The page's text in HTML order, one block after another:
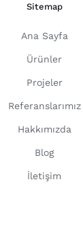
Sitemap
Ana Sayfa
Ürünler
Projeler
Referanslarımız
Hakkımızda
Blog
İletişim